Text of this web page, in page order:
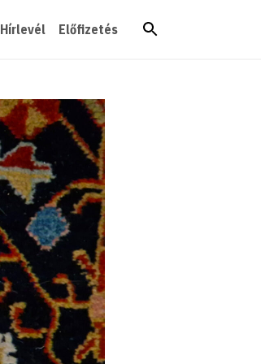
Hírlevél Előfizetés